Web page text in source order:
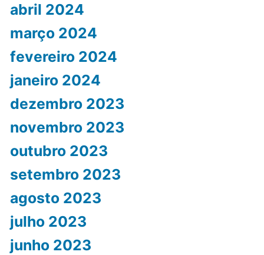
abril 2024
março 2024
fevereiro 2024
janeiro 2024
dezembro 2023
novembro 2023
outubro 2023
setembro 2023
agosto 2023
julho 2023
junho 2023